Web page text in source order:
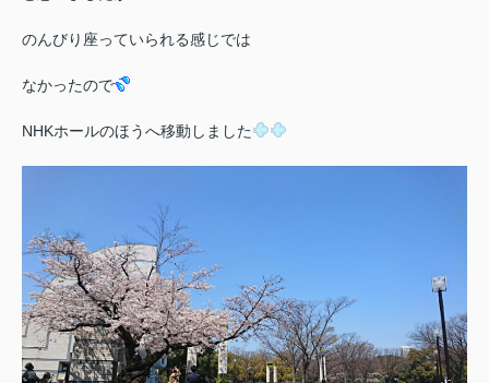
のんびり座っていられる感じでは
なかったので
NHKホールのほうへ移動しました